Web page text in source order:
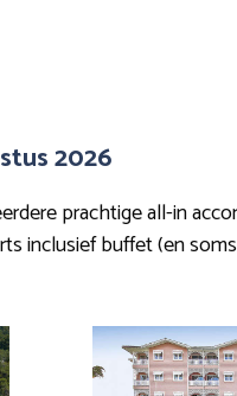
2026
prachtige all-in
inclusief buffet (en